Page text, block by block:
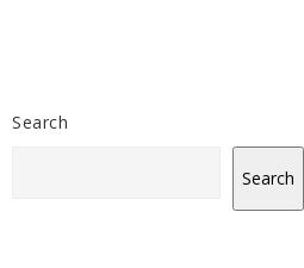
Search
Search